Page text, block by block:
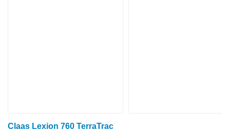
Claas Lexion 760 TerraTrac